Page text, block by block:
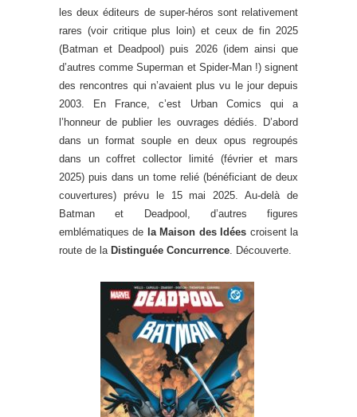
les deux éditeurs de super-héros sont relativement
rares (voir critique plus loin) et ceux de fin 2025
(Batman et Deadpool) puis 2026 (idem ainsi que
d’autres comme Superman et Spider-Man !) signent
des rencontres qui n’avaient plus vu le jour depuis
2003. En France, c’est Urban Comics qui a
l’honneur de publier les ouvrages dédiés. D’abord
dans un format souple en deux opus regroupés
dans un coffret collector limité (février et mars
2025) puis dans un tome relié (bénéficiant de deux
couvertures) prévu le 15 mai 2025. Au-delà de
Batman et Deadpool, d’autres figures
emblématiques de la Maison des Idées croisent la
route de la Distinguée Concurrence . Découverte.